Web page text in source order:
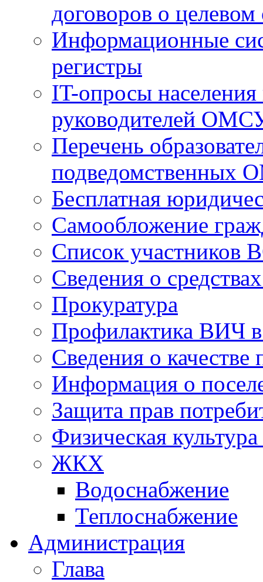
договоров о
Информационные
регистры
IT-опросы населения
руководителей
Перечень
подведомственных
Бесплатная
Самообложение
Список участников
Сведения о
Прокуратура
Профилактика ВИЧ в
Сведения о качестве
Информация о
Защита прав
Физическая
ЖКХ
Водоснабжение
Теплоснабжение
Администрация
Глава